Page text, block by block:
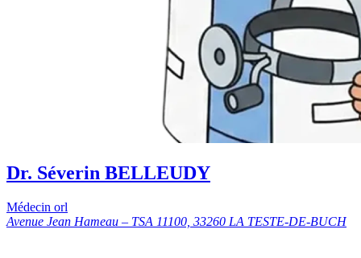
Dr. Séverin BELLEUDY
Médecin orl
Avenue Jean Hameau – TSA 11100, 33260 LA TESTE-DE-BUCH